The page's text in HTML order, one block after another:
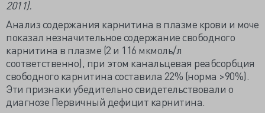
2011).
Анализ содержания карнитина в плазме крови и моче
показал незначительное содержание свободного
карнитина в плазме (2 и 116 мкмоль/л
соответственно), при этом канальцевая реабсорбция
свободного карнитина составила 22% (норма >90%).
Эти признаки убедительно свидетельствовали о
диагнозе Первичный дефицит карнитина.